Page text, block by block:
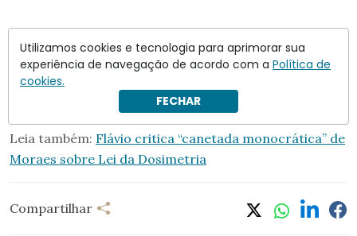
Leia também: Flávio critica “canetada monocrática” de
Moraes sobre Lei da Dosimetria
Compartilhar
Utilizamos cookies e tecnologia para aprimorar sua
experiência de navegação de acordo com a Política de
cookies.
FECHAR